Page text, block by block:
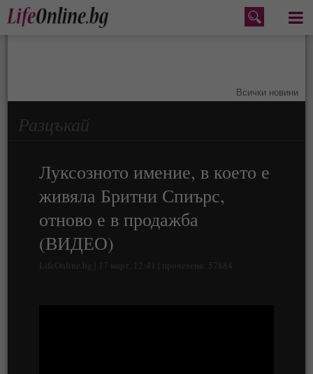
Меню
Всички новини
Разцъкай
Луксозното имение, в което е
живяла Бритни Спиърс,
отново е в продажба
(ВИДЕО)
LifeOnline.bg | 17 март, 12:41 | прочетена: 57884